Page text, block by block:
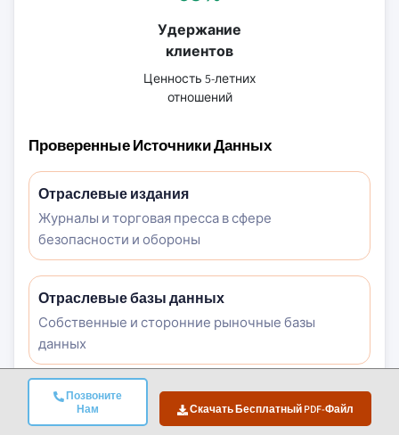
Позвоните
Нам
Скачать Бесплатный PDF-Файл
Удержание
клиентов
Ценность 5-летних
отношений
Проверенные Источники Данных
Отраслевые издания
Журналы и торговая пресса в сфере
безопасности и обороны
Отраслевые базы данных
Собственные и сторонние рыночные базы
данных
Нормативные документы
Государственные закупочные записи и